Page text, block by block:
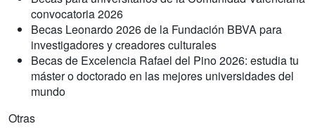
convocatoria 2026
Becas Leonardo 2026 de la Fundación BBVA para
investigadores y creadores culturales
Becas de Excelencia Rafael del Pino 2026: estudia tu
máster o doctorado en las mejores universidades del
mundo
Otras